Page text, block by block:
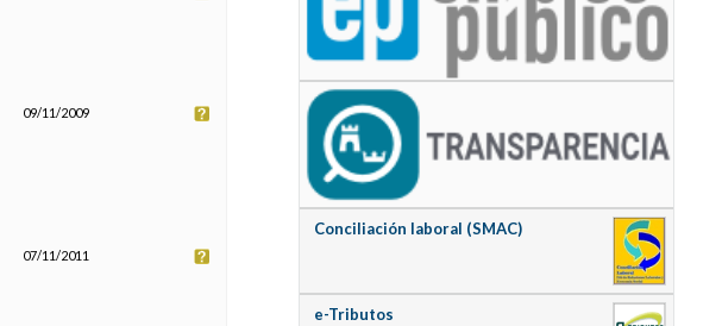
09/11/2009
07/11/2011
Conciliación laboral (SMAC)
e-Tributos